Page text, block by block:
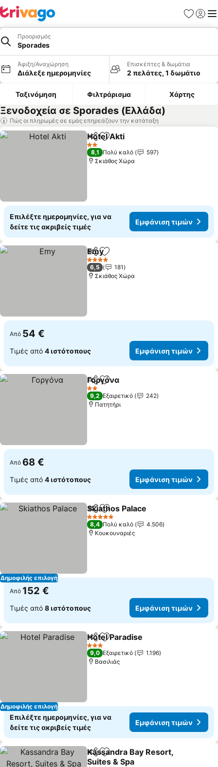
Προορισμός
Sporades
Άφιξη/Αναχώρηση
Διάλεξε ημερομηνίες
Επισκέπτες & δωμάτια
2 πελάτες, 1 δωμάτιο
Ταξινόμηση Φιλτράρισμα Χάρτης
Ξενοδοχεία σε Sporades (Ελλάδα)
Πώς οι πληρωμές σε εμάς επηρεάζουν την κατάταξη
Κοινοποίηση
Προσθήκη στα αγαπημένα
Hotel Akti
2 Αστέρια
8,1 Πολύ καλό
597
Σκιάθος Χώρα
Επιλέξτε ημερομηνίες, για να
δείτε τις ακριβείς τιμές
Εμφάνιση τιμών
Κοινοποίηση
Προσθήκη στα αγαπημένα
Emy
4 Αστέρια
6,5
181
Σκιάθος Χώρα
Από 54 €
Τιμές από 4 ιστότοπους Εμφάνιση τιμών
Κοινοποίηση
Προσθήκη στα αγαπημένα
Γοργόνα
2 Αστέρια
9,2 Εξαιρετικό
242
Πατητήρι
Από 68 €
Τιμές από 4 ιστότοπους Εμφάνιση τιμών
Δημοφιλής επιλογή
Κοινοποίηση
Προσθήκη στα αγαπημένα
Skiathos Palace
5 Αστέρια
8,4 Πολύ καλό
4.506
Κουκουναριές
Από 152 €
Τιμές από 8 ιστότοπους Εμφάνιση τιμών
Δημοφιλής επιλογή
Κοινοποίηση
Προσθήκη στα αγαπημένα
Hotel Paradise
3 Αστέρια
9,0 Εξαιρετικό
1.196
Βασιλιάς
Επιλέξτε ημερομηνίες, για να
δείτε τις ακριβείς τιμές
Εμφάνιση τιμών
Κοινοποίηση
Προσθήκη στα αγαπημένα
Kassandra Bay Resort,
Suites & Spa